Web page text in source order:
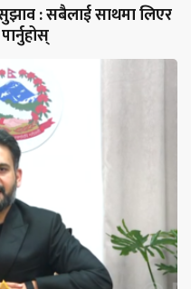
सुझाव : सबैलाई साथमा लिएर